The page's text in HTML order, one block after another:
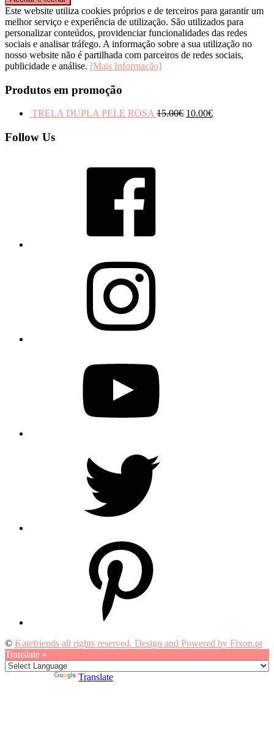
Este website utiliza cookies próprios e de terceiros para garantir um
melhor serviço e experiência de utilização. São utilizados para
personalizar conteúdos, providenciar funcionalidades das redes
sociais e analisar tráfego. A informação sobre a sua utilização no
nosso website não é partilhada com parceiros de redes sociais,
publicidade e análise. [Mais Informação]
Produtos em promoção
TRELA DUPLA PELE ROSA 15.00€ 10.00€
Follow Us
© Katefriends all rights reserved. Design and Powered by Fixon.pt
Translate »
Translate